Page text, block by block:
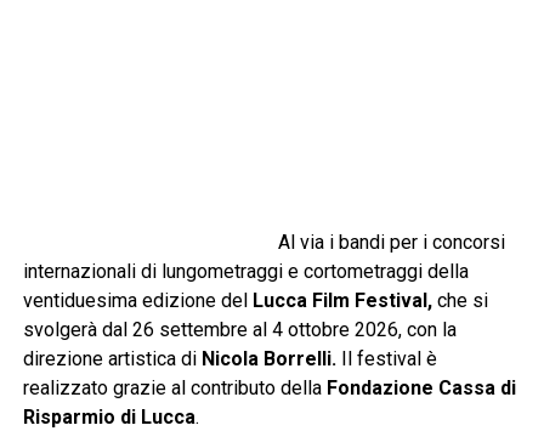
Al via i bandi per i concorsi
internazionali di lungometraggi e cortometraggi della
ventiduesima edizione del Lucca Film Festival ,che si
svolgerà dal 26 settembre al 4 ottobre 2026, con la
direzione artistica diNicola Borrelli.
Il festival è
realizzato grazie al contributo della Fondazione Cassa di
Risparmio di Lucca.